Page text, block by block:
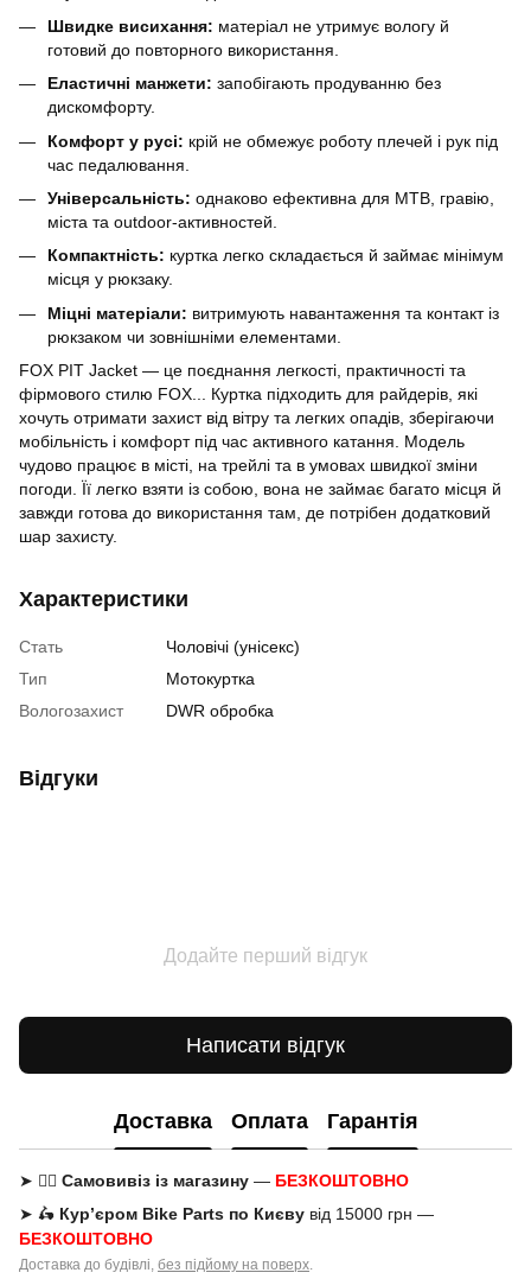
Швидке висихання: матеріал не утримує вологу й
готовий до повторного використання.
Еластичні манжети: запобігають продуванню без
дискомфорту.
Комфорт у русі: крій не обмежує роботу плечей і рук під
час педалювання.
Універсальність: однаково ефективна для MTB, гравію,
міста та outdoor-активностей.
Компактність: куртка легко складається й займає мінімум
місця у рюкзаку.
Міцні матеріали: витримують навантаження та контакт із
рюкзаком чи зовнішніми елементами.
FOX PIT Jacket — це поєднання легкості, практичності та
фірмового стилю FOX... Куртка підходить для райдерів, які
хочуть отримати захист від вітру та легких опадів, зберігаючи
мобільність і комфорт під час активного катання. Модель
чудово працює в місті, на трейлі та в умовах швидкої зміни
погоди. Її легко взяти із собою, вона не займає багато місця й
завжди готова до використання там, де потрібен додатковий
шар захисту.
Характеристики
Стать
Чоловічі (унісекс)
Тип
Мотокуртка
Вологозахист
DWR обробка
Відгуки
Додайте перший відгук
Написати відгук
Доставка Оплата Гарантія
➤ 🚶‍♂️ Самовивіз із магазину — БЕЗКОШТОВНО
➤ 🛵 Кур’єром Bike Parts по Києву від 15000 грн —
БЕЗКОШТОВНО
Доставка до будівлі, без підйому на поверх.